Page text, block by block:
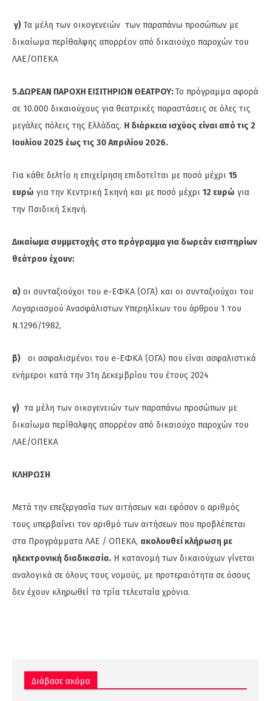
γ) Τα μέλη των οικογενειών των παραπάνω προσώπων με
δικαίωμα περίθαλψης απορρέον από δικαιούχο παροχών του
ΛΑΕ/ΟΠΕΚΑ
5.ΔΩΡΕΑΝ ΠΑΡΟΧΗ ΕΙΣΙΤΗΡΙΩΝ ΘΕΑΤΡΟΥ:Το πρόγραμμα αφορά
σε 10.000 δικαιούχους για θεατρικές παραστάσεις σε όλες τις
μεγάλες πόλεις της Ελλάδας. Η διάρκεια ισχύος είναι από τις 2
Ιουλίου 2025 έως τις 30 Απριλίου 2026.
Για κάθε δελτίο η επιχείρηση επιδοτείται με ποσό μέχρι 15
ευρώ για την Κεντρική Σκηνή και με ποσό μέχρι 12 ευρώ για
την Παιδική Σκηνή.
Δικαίωμα συμμετοχής στο πρόγραμμα για δωρεάν εισιτηρίων
θεάτρου έχουν:
α) οι συνταξιούχοι του e-ΕΦΚΑ (ΟΓΑ) και οι συνταξιούχοι του
Λογαριασμού Ανασφάλιστων Υπερηλίκων του άρθρου 1 του
Ν.1296/1982,
β) οι ασφαλισμένοι του e-ΕΦΚΑ (ΟΓΑ) που είναι ασφαλιστικά
ενήμεροι κατά την 31η Δεκεμβρίου του έτους 2024
γ) τα μέλη των οικογενειών των παραπάνω προσώπων με
δικαίωμα περίθαλψης απορρέον από δικαιούχο παροχών του
ΛΑΕ/ΟΠΕΚΑ
ΚΛΗΡΩΣΗ
Μετά την επεξεργασία των αιτήσεων και εφόσον ο αριθμός
τους υπερβαίνει τον αριθμό των αιτήσεων που προβλέπεται
στα Προγράμματα ΛΑΕ / ΟΠΕΚΑ, ακολουθεί κλήρωση με
ηλεκτρονική διαδικασία. Η κατανομή των δικαιούχων γίνεται
αναλογικά σε όλους τους νομούς, με προτεραιότητα σε όσους
δεν έχουν κληρωθεί τα τρία τελευταία χρόνια.
Διάβασε ακόμα